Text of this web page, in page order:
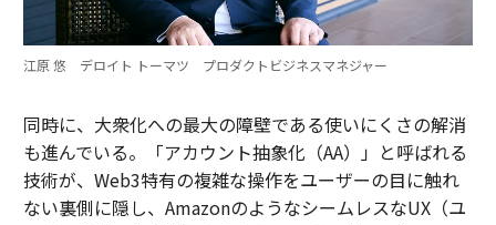
江原 悠 デロイト トーマツ プロダクトビジネスマネジャー
同時に、大衆化への最大の障壁である使いにくさの解消
も進んでいる。「アカウント抽象化（AA）」と呼ばれる
技術が、Web3特有の複雑な操作をユーザーの目に触れ
ない裏側に隠し、AmazonのようなシームレスなUX（ユ